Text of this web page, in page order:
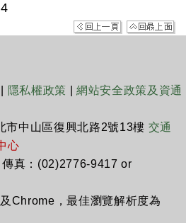
隱私權政策 |網站安全政策及資通
市中山區復興北路2號13樓 交通
心
真：(02)2776-9417 or
Chrome，最佳瀏覽解析度為